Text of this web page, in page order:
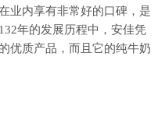
业内享有非常好的口碑，是
年的发展历程中，安佳凭
优质产品，而且它的纯牛奶